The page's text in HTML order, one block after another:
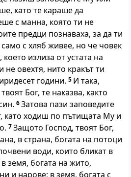
като те караше да
с манна, която ти не
предци познаваха, за да ти
с хляб живее, но че човек
излиза от устата на
не овехтя, нито кракът ти
години. 5 И така,
Бог, те наказва, както
6Затова пази заповедите
като ходиш по пътищата Му и
7Защото Господ, твоят Бог,
в страна, богата на потоци
води, които бликат в
в земя, богата на жито,
и нарове; в земя, богата с